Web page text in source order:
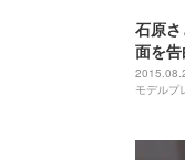
石原
面を告
モデルプ